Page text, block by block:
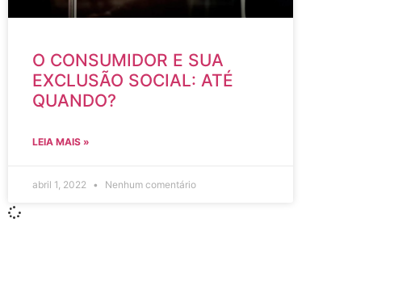
O CONSUMIDOR E SUA
EXCLUSÃO SOCIAL: ATÉ
QUANDO?
LEIA MAIS »
abril 1, 2022 Nenhum comentário